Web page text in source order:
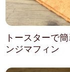
トースターで
ンジマフィン